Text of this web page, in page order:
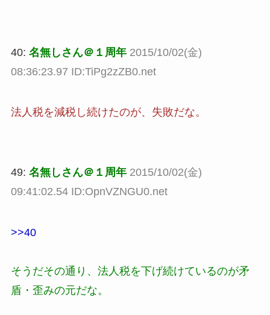
40: 名無しさん＠１周年 2015/10/02(金)
08:36:23.97 ID:TiPg2zZB0.net
法人税を減税し続けたのが、失敗だな。
49: 名無しさん＠１周年 2015/10/02(金)
09:41:02.54 ID:OpnVZNGU0.net
>>40
そうだその通り、法人税を下げ続けているのが矛
盾・歪みの元だな。